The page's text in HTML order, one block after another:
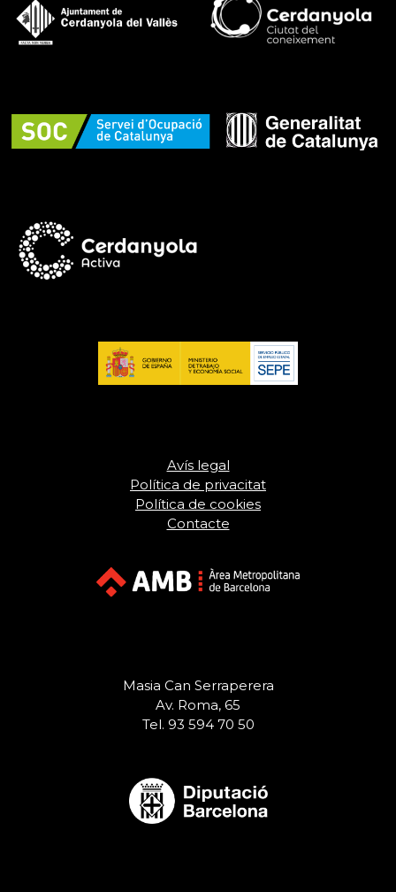
Avís legal
Política de privacitat
Política de cookies
Contacte
Masia Can Serraperera
Av. Roma, 65
Tel. 93 594 70 50